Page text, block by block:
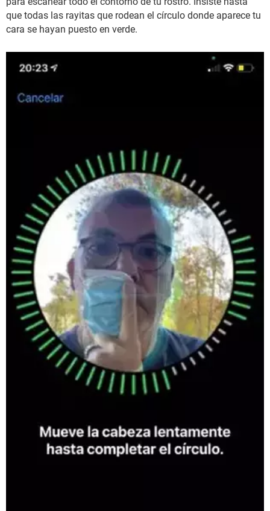
que todas las rayitas que rodean el círculo donde aparece tu
cara se hayan puesto en verde.